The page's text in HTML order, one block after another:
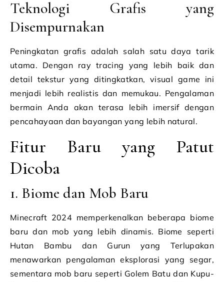
Teknologi Grafis yang
Disempurnakan
Peningkatan grafis adalah salah satu daya tarik
utama. Dengan ray tracing yang lebih baik dan
detail tekstur yang ditingkatkan, visual game ini
menjadi lebih realistis dan memukau. Pengalaman
bermain Anda akan terasa lebih imersif dengan
pencahayaan dan bayangan yang lebih natural.
Fitur Baru yang Patut
Dicoba
1. Biome dan Mob Baru
Minecraft 2024 memperkenalkan beberapa biome
baru dan mob yang lebih dinamis. Biome seperti
Hutan Bambu dan Gurun yang Terlupakan
menawarkan pengalaman eksplorasi yang segar,
sementara mob baru seperti Golem Batu dan Kupu-